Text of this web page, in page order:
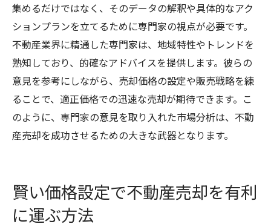
集めるだけではなく、そのデータの解釈や具体的なアク
ションプランを立てるために専門家の視点が必要です。
不動産業界に精通した専門家は、地域特性やトレンドを
熟知しており、的確なアドバイスを提供します。彼らの
意見を参考にしながら、売却価格の設定や販売戦略を練
ることで、適正価格での迅速な売却が期待できます。こ
のように、専門家の意見を取り入れた市場分析は、不動
産売却を成功させるための大きな武器となります。
賢い価格設定で不動産売却を有利
に運ぶ方法